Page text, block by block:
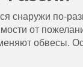
снаружи по-
от
обвесы.